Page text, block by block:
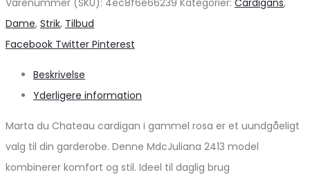
Dame, Strik, Tilbud
Share
Facebook Twitter Pinterest
Beskrivelse
Yderligere information
Marta du Chateau cardigan i gammel rosa er et uundgåeligt
valg til din garderobe. Denne MdcJuliana 2413 model
kombinerer komfort og stil. Ideel til daglig brug